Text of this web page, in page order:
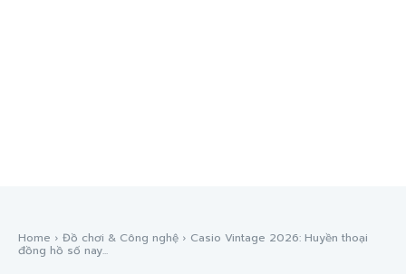
Home Đồ chơi & Công nghệ Casio Vintage 2026: Huyền thoại
đồng hồ số nay...